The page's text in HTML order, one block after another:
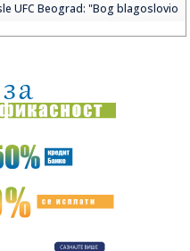
UFC Beograd: "Bog blagoslovio
haljina iz Zare, pronašli smo
ušetala u crkvu sa bombama
10. avgust
50 MILIONA EVRA: Bešiktaš